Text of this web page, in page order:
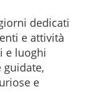
dedicati
e attività
e luoghi
e